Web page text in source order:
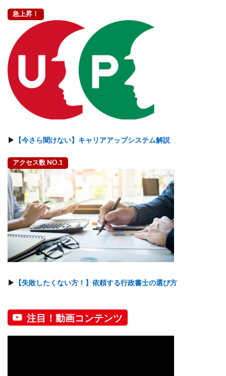
急上昇！
▶ 【今さら聞けない】キャリアアップシステム解説
アクセス数 NO.1
▶ 【失敗したくない方！】依頼する行政書士の選び方
注目！動画コンテンツ